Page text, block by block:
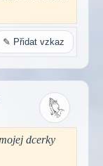
✎ Přidat vzkaz
dcerky